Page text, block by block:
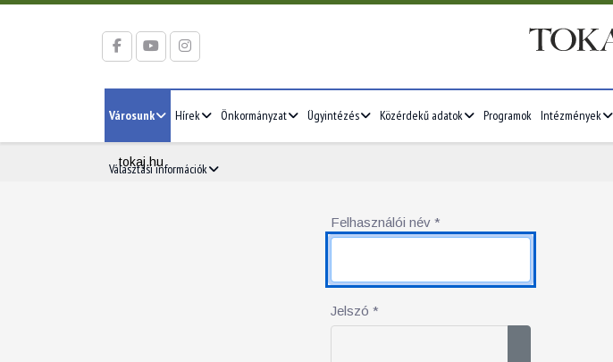
Városunk Hírek Önkormányzat Ügyintézés Közérdekű adatok Programok Intézmények
Választási információk
tokaj.hu
Felhasználói név *
Jelszó *